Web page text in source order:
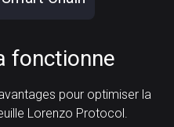
fonctionne
pour optimiser la
Lorenzo Protocol.